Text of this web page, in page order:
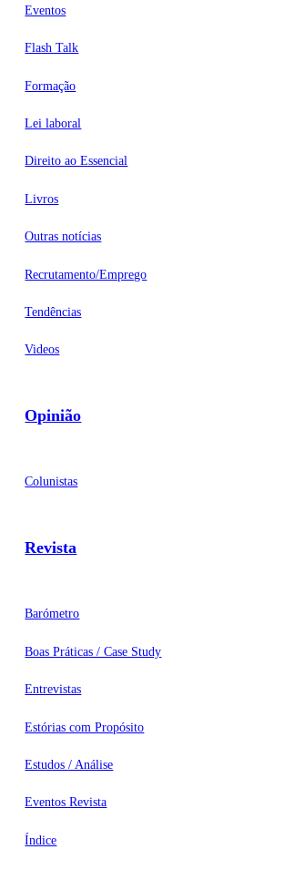
Eventos
Flash Talk
Formação
Lei laboral
Direito ao Essencial
Livros
Outras notícias
Recrutamento/Emprego
Tendências
Videos
Opinião
Colunistas
Revista
Barómetro
Boas Práticas / Case Study
Entrevistas
Estórias com Propósito
Estudos / Análise
Eventos Revista
Índice